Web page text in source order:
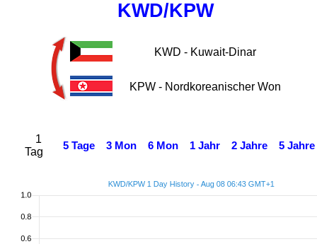
KWD/KPW
KWD - Kuwait-Dinar
KPW - Nordkoreanischer Won
1
Tag
5 Tage 3 Mon 6 Mon 1 Jahr 2 Jahre 5 Jahre